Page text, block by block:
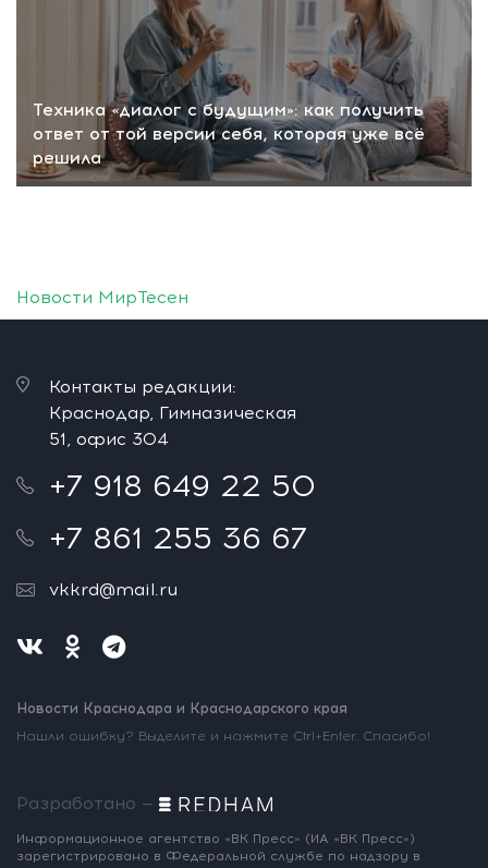
Техника «диалог с будущим»: как получить
ответ от той версии себя, которая уже всё
решила
Новости МирТесен
Контакты редакции:
Краснодар, Гимназическая
51, офис 304
+7 918 649 22 50
+7 861 255 36 67
vkkrd@mail.ru
Новости Краснодара и Краснодарского края
Нашли ошибку? Выделите и нажмите Ctrl+Enter. Спасибо!
Разработано —
Информационное агентство «ВК Пресс» (ИА «ВК Пресс»)
зарегистрировано в Федеральной службе по надзору в